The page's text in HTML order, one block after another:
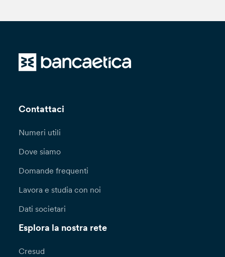
Contattaci
Numeri utili
Dove siamo
Domande frequenti
Lavora e studia con noi
Dati societari
Esplora la nostra rete
Cresud